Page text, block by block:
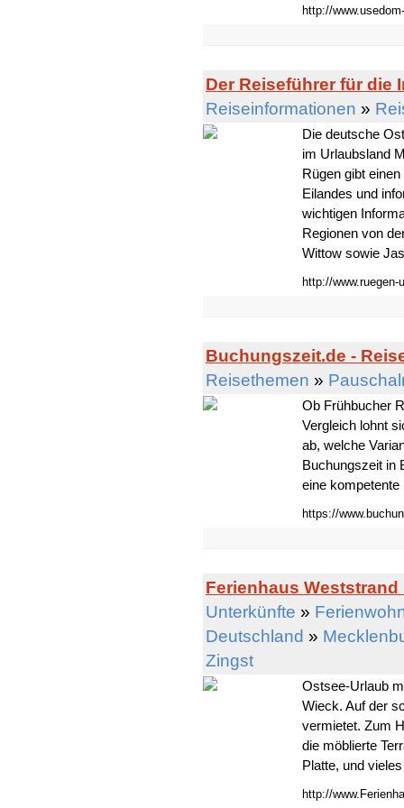
http://
Der Reiseführer für die
Reiseinformationen »
Die deutsche
im Urlaubsland
Rügen gibt
Eilandes und
wichtigen
Regionen von
Wittow sowie
http://
Buchungszeit.de -
Reisethemen »
Ob Frühbucher
Vergleich lohnt
ab, welche
Buchungszeit in
eine kompetente
https://
Ferienhaus Weststrand
Unterkünfte »
Deutschland »
Zingst
Ostsee-Urlaub
Wieck. Auf der
vermietet. Zum
die möblierte
Platte, und
http://